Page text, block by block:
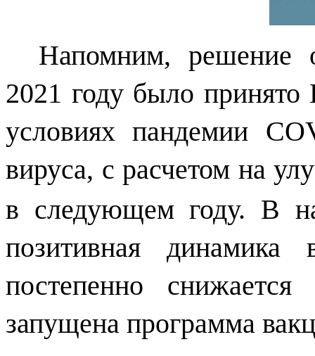
Напомним, решение
2021 году было
условиях пандемии
вируса, с расчетом на
в следующем году. В
позитивная
постепенно
запущена программа